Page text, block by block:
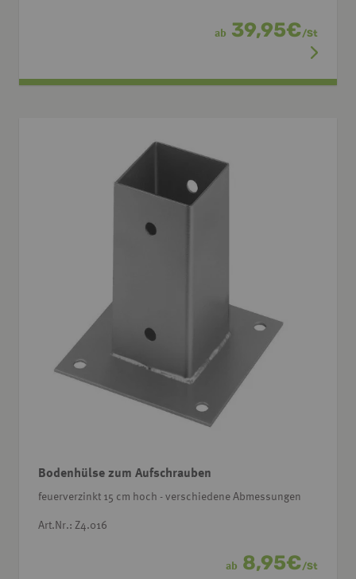
ab 39,95€/St
Bodenhülse zum Aufschrauben
feuerverzinkt 15 cm hoch - verschiedene Abmessungen
Art.Nr.: Z4.016
ab 8,95€/St